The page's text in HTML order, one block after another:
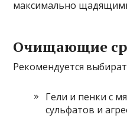
максимально
Очищающие
Рекомендуется
Гели и пенки с
сульфатов и